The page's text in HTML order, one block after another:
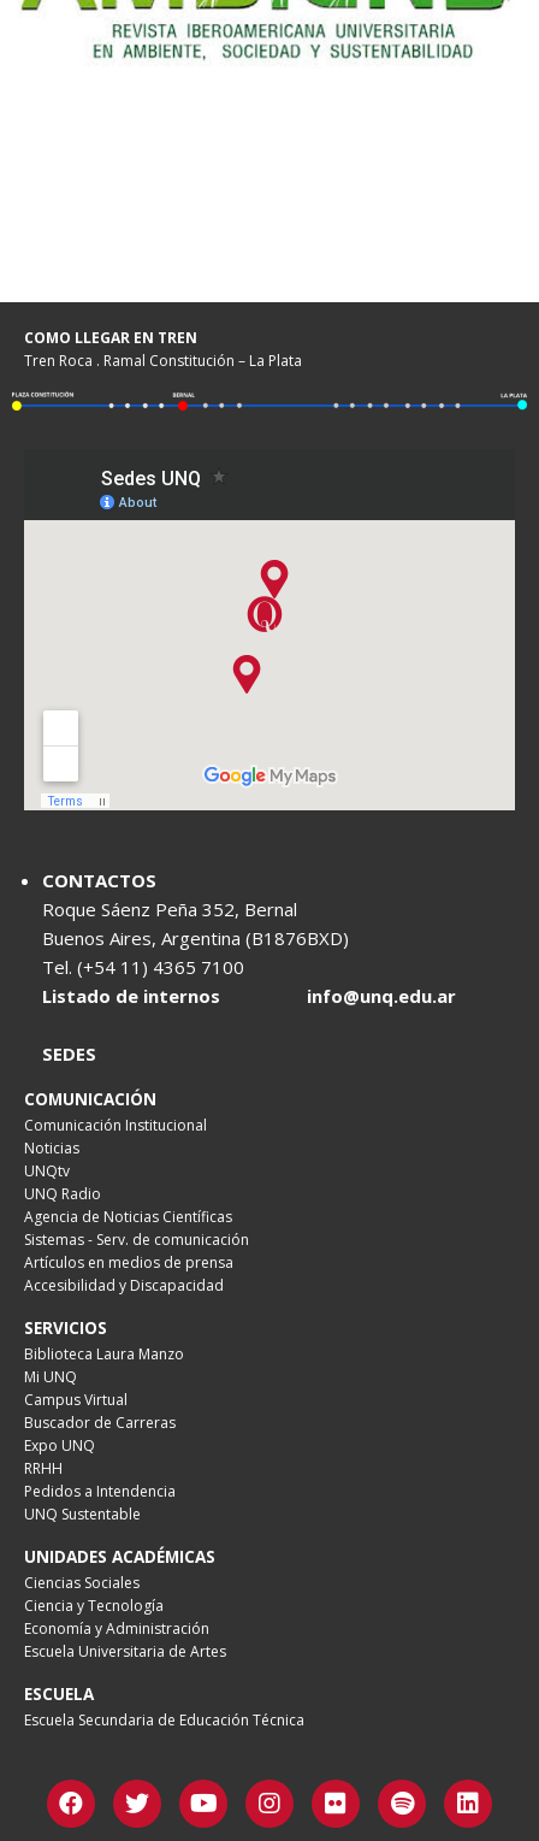
COMO LLEGAR EN TREN
Tren Roca . Ramal Constitución – La Plata
CONTACTOS
Roque Sáenz Peña 352, Bernal
Buenos Aires, Argentina (B1876BXD)
Tel. (+54 11) 4365 7100
Listado de internos
info@unq.edu.ar
SEDES
COMUNICACIÓN
Comunicación Institucional
Noticias
UNQtv
UNQ Radio
Agencia de Noticias Científicas
Sistemas - Serv. de comunicación
Artículos en medios de prensa
Accesibilidad y Discapacidad
SERVICIOS
Biblioteca Laura Manzo
Mi UNQ
Campus Virtual
Buscador de Carreras
Expo UNQ
RRHH
Pedidos a Intendencia
UNQ Sustentable
UNIDADES ACADÉMICAS
Ciencias Sociales
Ciencia y Tecnología
Economía y Administración
Escuela Universitaria de Artes
ESCUELA
Escuela Secundaria de Educación Técnica